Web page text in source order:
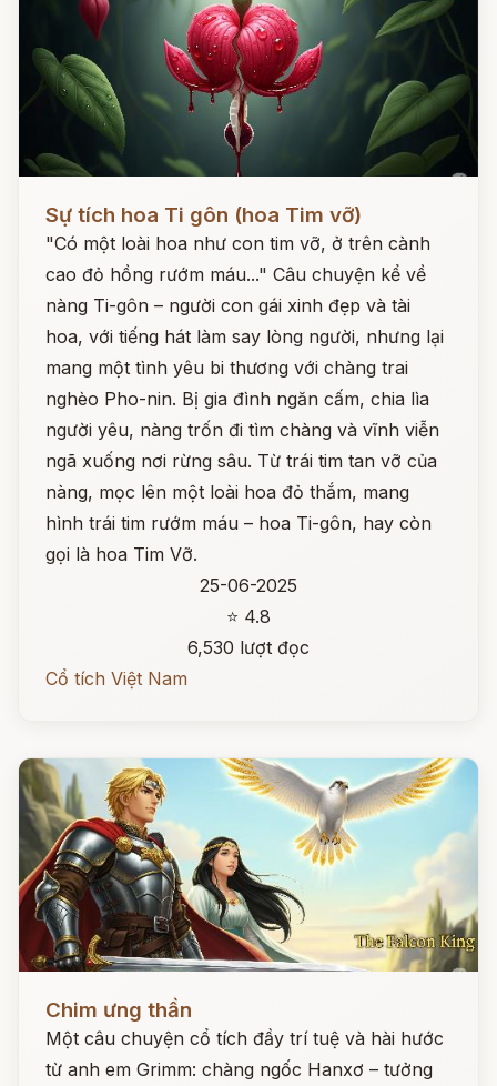
Sự tích hoa Ti gôn (hoa Tim vỡ)
"Có một loài hoa như con tim vỡ, ở trên cành
cao đỏ hồng rướm máu..." Câu chuyện kể về
nàng Ti-gôn – người con gái xinh đẹp và tài
hoa, với tiếng hát làm say lòng người, nhưng lại
mang một tình yêu bi thương với chàng trai
nghèo Pho-nin. Bị gia đình ngăn cấm, chia lìa
người yêu, nàng trốn đi tìm chàng và vĩnh viễn
ngã xuống nơi rừng sâu. Từ trái tim tan vỡ của
nàng, mọc lên một loài hoa đỏ thắm, mang
hình trái tim rướm máu – hoa Ti-gôn, hay còn
gọi là hoa Tim Vỡ.
25-06-2025
⭐ 4.8
6,530 lượt đọc
Cổ tích Việt Nam
Chim ưng thần
Một câu chuyện cổ tích đầy trí tuệ và hài hước
từ anh em Grimm: chàng ngốc Hanxơ – tưởng